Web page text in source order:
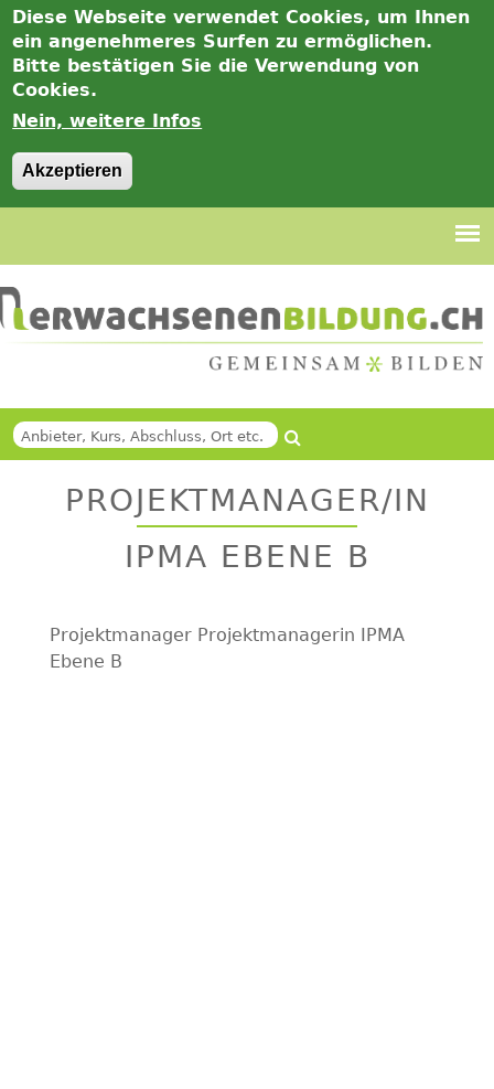
Diese Webseite verwendet Cookies, um Ihnen
ein angenehmeres Surfen zu ermöglichen.
Bitte bestätigen Sie die Verwendung von
Cookies.
Nein, weitere Infos
Akzeptieren
Suche
Back
PROJEKTMANAGER/IN
IPMA EBENE B
Projektmanager Projektmanagerin IPMA
Ebene B